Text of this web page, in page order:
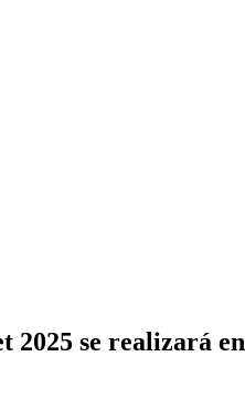
se realizará